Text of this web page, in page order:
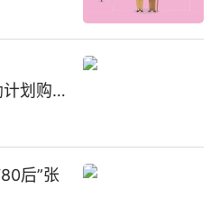
计划购
后”张